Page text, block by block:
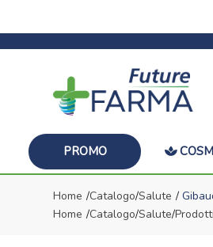
PROMO
Home Catalogo/Salute
Home Catalogo/Salute/